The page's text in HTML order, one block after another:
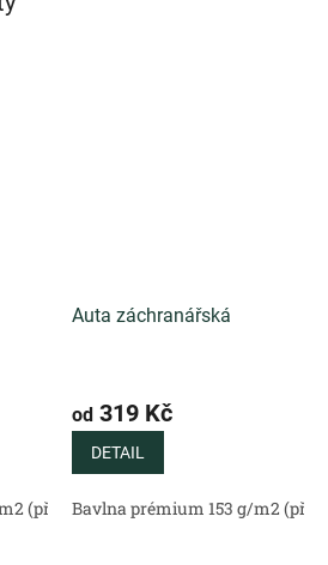
(přírodní) Bavlněný satén 130 g/
Auta záchranářská
od 319 Kč
DETAIL
Bavlna prémium 153 g/m2